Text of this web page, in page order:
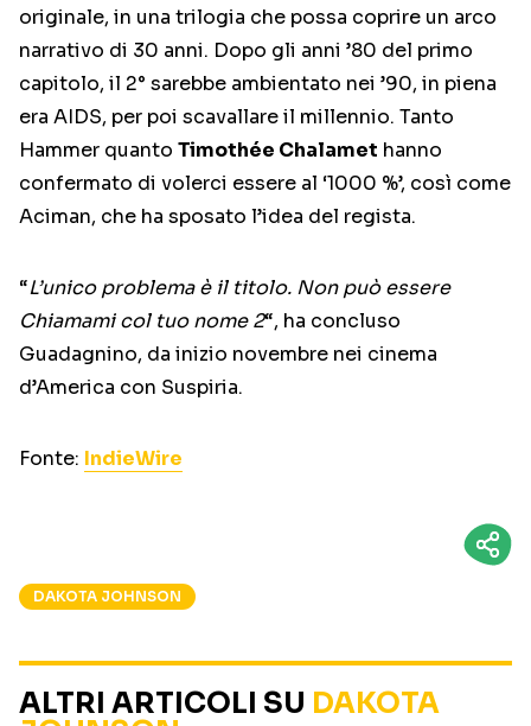
originale, in una trilogia che possa coprire un arco
narrativo di 30 anni. Dopo gli anni ’80 del primo
capitolo, il 2° sarebbe ambientato nei ’90, in piena
era AIDS, per poi scavallare il millennio. Tanto
Hammer quanto Timothée Chalamet hanno
confermato di volerci essere al ‘1000 %’, così come
Aciman, che ha sposato l’idea del regista.
“L’unico problema è il titolo. Non può essere
Chiamami col tuo nome 2“, ha concluso
Guadagnino, da inizio novembre nei cinema
d’America con Suspiria.
Fonte: IndieWire
DAKOTA JOHNSON
ALTRI ARTICOLI SU DAKOTA